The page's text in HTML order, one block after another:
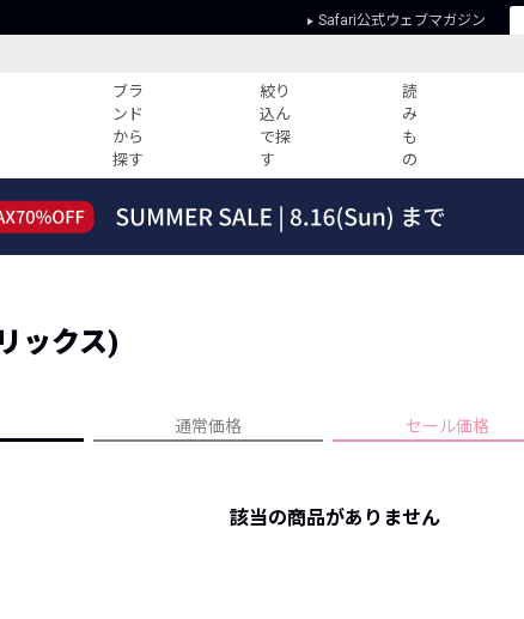
Safari公式ウェブマガジン
ブラ
ンド
から
探す
絞り
込ん
で探
す
読
み
も
の
すべての記事
ーデ紹介
HOTなコーデ TOP20
人気記事ランキング
プライバシーポリシー
ックス)
通常価格 セール価格
該当の商品がありません